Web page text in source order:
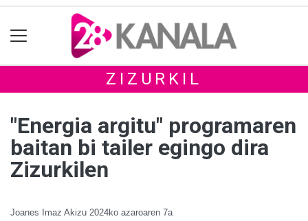
ZIZURKIL
"Energia argitu" programaren
baitan bi tailer egingo dira
Zizurkilen
Joanes Imaz Akizu 2024ko azaroaren 7a